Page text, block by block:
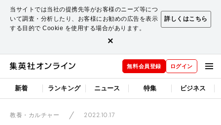
当サイトでは当社の提携先等がお客様のニーズ等につ
いて調査・分析したり、お客様にお勧めの広告を表示
する目的で Cookie を使用する場合があります。
詳しくはこちら
×
無料会員登録 ログイン
新着 ランキング ニュース 特集 ビジネス
教養・カルチャー 2022.10.17